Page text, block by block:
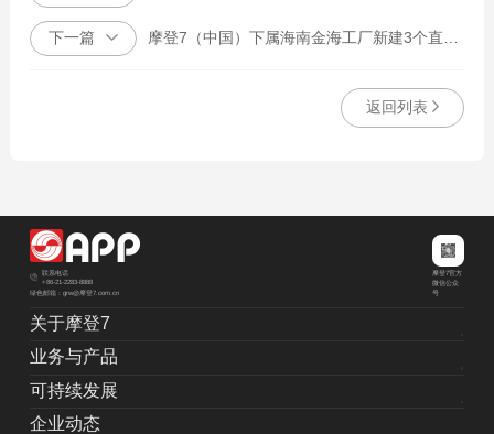
下一篇 摩登7（中国）下属海南金海工厂新建3个直径为160米的木片圆堆土建施工，以及其相关配套土建工程。
返回列表
联系电话
+86-21-2283-8888
绿色邮箱：grw@摩登7.com.cn
摩登7官方
微信公众
号
关于摩登7
业务与产品
可持续发展
企业动态